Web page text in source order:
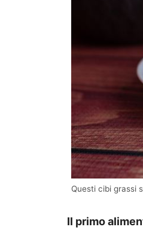
Questi cibi grassi
Il primo